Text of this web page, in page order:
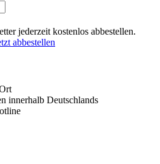
jederzeit kostenlos abbestellen.
abbestellen
innerhalb Deutschlands